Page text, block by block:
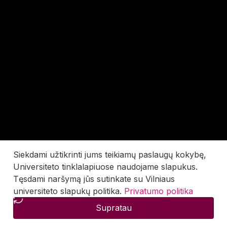
Siekdami užtikrinti jums teikiamų paslaugų kokybę,
Universiteto tinklalapiuose naudojame slapukus.
Tęsdami naršymą jūs sutinkate su Vilniaus
universiteto slapukų politika. Privatumo politika
Supratau